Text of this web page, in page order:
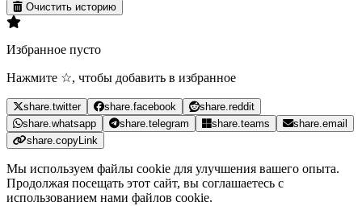
Очистить историю
Избранное пусто
Нажмите ☆, чтобы добавить в избранное
share.twitter share.facebook
share.reddit
share.whatsapp
share.telegram share.teams
share.email
share.copyLink
Мы используем файлы cookie для улучшения вашего опыта.
Продолжая посещать этот сайт, вы соглашаетесь с
использованием нами файлов cookie.